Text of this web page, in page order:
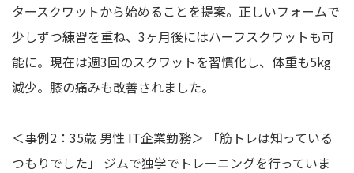
タースクワットから始めることを提案。正しいフォームで
少しずつ練習を重ね、3ヶ月後にはハーフスクワットも可
能に。現在は週3回のスクワットを習慣化し、体重も5kg
減少。膝の痛みも改善されました。
＜事例2：35歳 男性 IT企業勤務＞ 「筋トレは知っている
つもりでした」 ジムで独学でトレーニングを行っていま